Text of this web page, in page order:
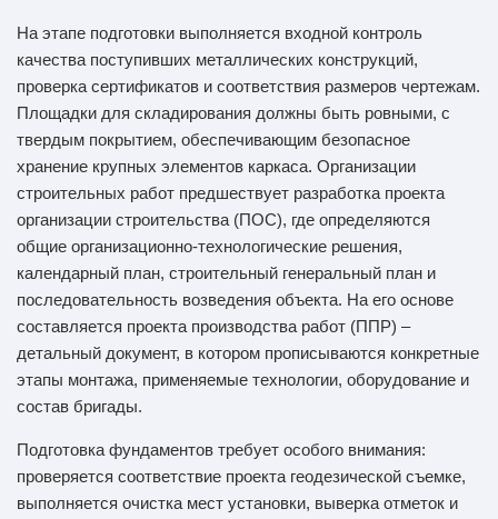
На этапе подготовки выполняется входной контроль
качества поступивших металлических конструкций,
проверка сертификатов и соответствия размеров чертежам.
Площадки для складирования должны быть ровными, с
твердым покрытием, обеспечивающим безопасное
хранение крупных элементов каркаса. Организации
строительных работ предшествует разработка проекта
организации строительства (ПОС), где определяются
общие организационно-технологические решения,
календарный план, строительный генеральный план и
последовательность возведения объекта. На его основе
составляется проекта производства работ (ППР) –
детальный документ, в котором прописываются конкретные
этапы монтажа, применяемые технологии, оборудование и
состав бригады.
Подготовка фундаментов требует особого внимания:
проверяется соответствие проекта геодезической съемке,
выполняется очистка мест установки, выверка отметок и